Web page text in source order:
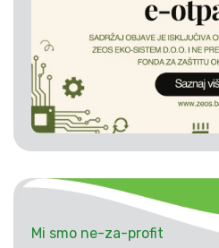
Mi smo ne-za-profit